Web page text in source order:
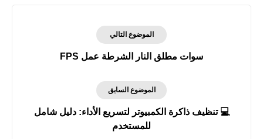
الموضوع التالي
سوات مطلق النار الشرطة عمل FPS
الموضوع السابق
💻 تنظيف ذاكرة الكمبيوتر لتسريع الأداء: دليل شامل
للمستخدم